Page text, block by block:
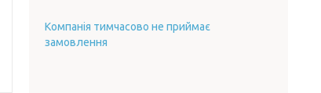
Компанія тимчасово не приймає
замовлення